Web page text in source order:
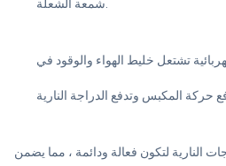
تشتعل خليط الهواء والوقود في
النارية لتكون فعالة ودائمة ، مما يضمن